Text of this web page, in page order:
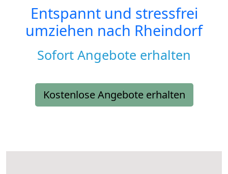
Entspannt und stressfrei
umziehen nach Rheindorf
Sofort Angebote erhalten
Kostenlose Angebote erhalten